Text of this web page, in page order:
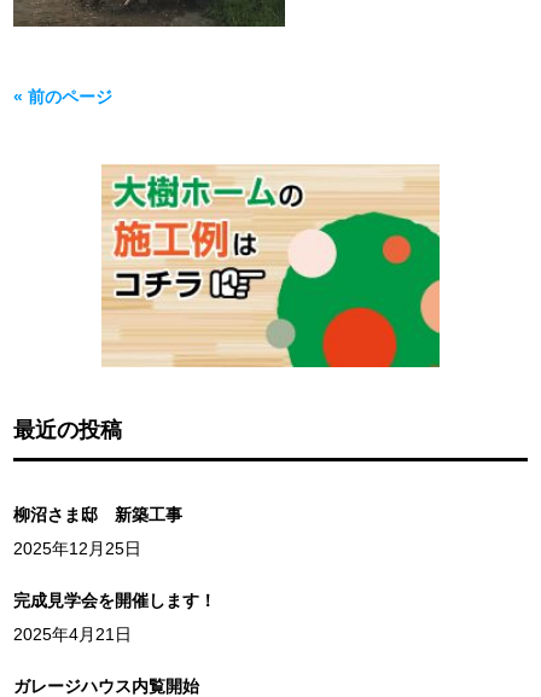
« 前のページ
最近の投稿
柳沼さま邸 新築工事
2025年12月25日
完成見学会を開催します！
2025年4月21日
ガレージハウス内覧開始